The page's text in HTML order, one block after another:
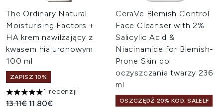
The Ordinary Natural
Moisturising Factors +
HA krem nawilżający z
kwasem hialuronowym
100 ml
ZAPISZ 10%
5 gwiazdek na maksymalnie 5
1 recenzji
Sugerowana cena detaliczna:
13.11€Aktualna cena:
11.80€
CeraVe Blemish Control
Face Cleanser with 2%
Salicylic Acid &
Niacinamide for Blemish-
Prone Skin do
oczyszczania twarzy 236
ml
OSZCZĘDŹ 20% KOD: SALELF